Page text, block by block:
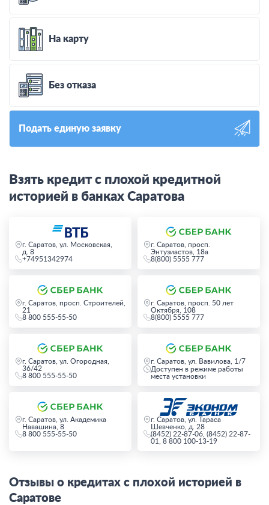
На карту
Без отказа
Подать единую заявку
Взять кредит с плохой кредитной
историей в банках Саратова
г. Саратов, ул. Московская,
д. 8
+74951342974
г. Саратов, просп.
Энтузиастов, 18а
8(800) 5555 777
г. Саратов, просп. Строителей,
21
8 800 555-55-50
г. Саратов, просп. 50 лет
Октября, 108
8(800) 5555 777
г. Саратов, ул. Огородная,
36/42
8 800 555-55-50
г. Саратов, ул. Вавилова, 1/7
Доступен в режиме работы
места установки
г. Саратов, ул. Академика
Навашина, 8
8 800 555-55-50
г. Саратов, ул. Тараса
Шевченко, д. 28
(8452) 22-87-06, (8452) 22-87-
01, 8 800 100-13-19
Отзывы о кредитах с плохой историей в
Саратове